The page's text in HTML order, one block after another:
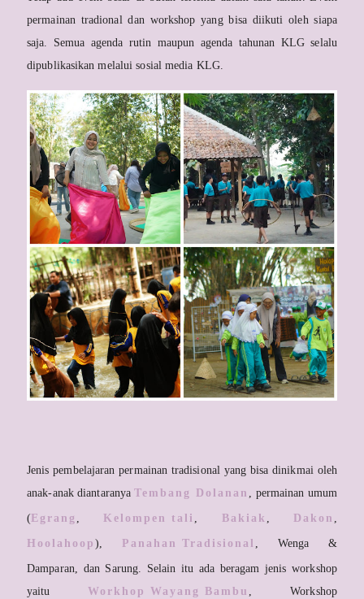
permainan tradional dan workshop yang bisa diikuti oleh siapa
saja. Semua agenda rutin maupun agenda tahunan KLG selalu
dipublikasikan melalui sosial media KLG.
Jenis pembelajaran permainan tradisional yang bisa dinikmai oleh
anak-anak diantaranyaTembang Dolanan , permainan umum
( Egrang , Kelompen tali , Bakiak , Dakon ,
Hoolahoop ), Panahan Tradisional , Wenga &
Damparan, dan Sarung. Selain itu ada beragam jenis workshop
yaituWorkhop Wayang Bambu , Workshop